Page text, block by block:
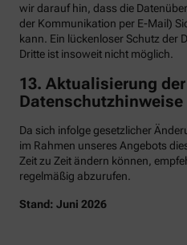
wir darauf hin, dass die
der Kommunikation per E-Mail)
kann. Ein lückenloser Schutz der
Dritte ist insoweit nicht möglich.
13. Aktualisierung der
Datenschutzhinweise
Da sich infolge gesetzlicher
im Rahmen unseres Angebots
Zeit zu Zeit ändern können,
regelmäßig abzurufen.
Stand: Juni 2026